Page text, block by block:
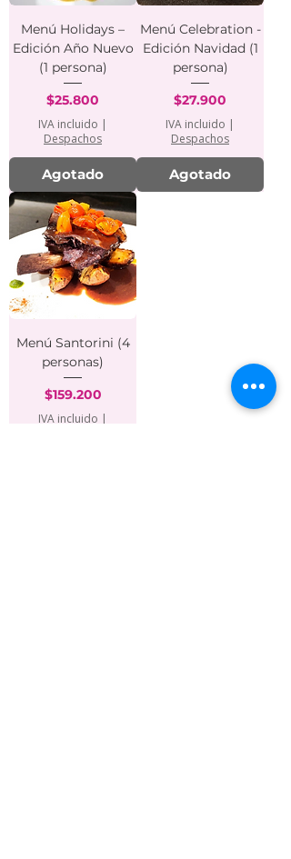
Menú Holidays –
Edición Año Nuevo
(1 persona)
Precio
$25.800
IVA incluido |
Despachos
Agotado
Menú Celebration -
Edición Navidad (1
persona)
Precio
$27.900
IVA incluido |
Despachos
Agotado
Menú Santorini (4
personas)
Precio
$159.200
IVA incluido |